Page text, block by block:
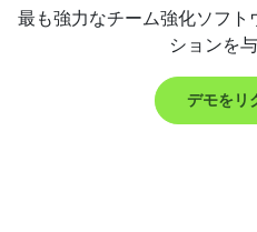
最も強力なチーム強化ソフ
ションを
デモをリ